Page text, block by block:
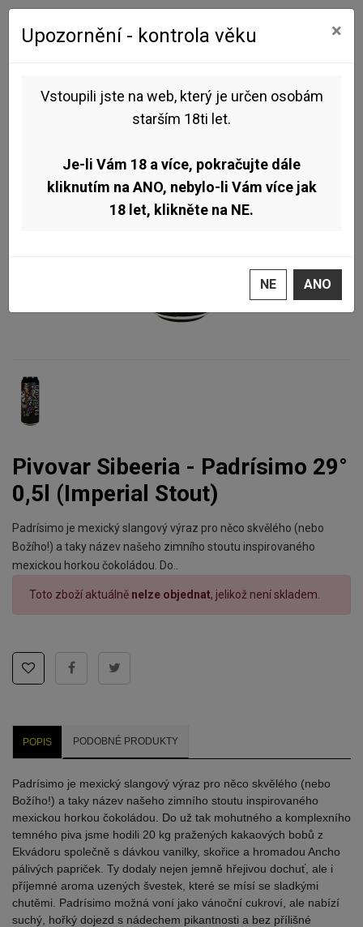
Pivovar Sibeeria - Padrísimo 29°
0,5l (Imperial Stout)
Padrísimo je mexický slangový výraz pro něco skvělého (nebo
Božího!) a taky název našeho zimního stoutu inspirovaného
mexickou horkou čokoládou. Do..
Toto zboží aktuálně nelze objednat, jelikož není skladem.
POPIS PODOBNÉ PRODUKTY
Padrísimo je mexický slangový výraz pro něco skvělého (nebo
Božího!) a taky název našeho zimního stoutu inspirovaného
mexickou horkou čokoládou. Do už tak mohutného a komplexního
temného piva jsme hodili 20 kg pražených kakaových bobů z
Ekvádoru společně s dávkou vanilky, skořice a hromadou Ancho
pálivých papriček. Ty dodaly nejen jemně hřejivou dochuť, ale i
příjemné aroma uzených švestek, které se mísí se sladkými
chutěmi. Padrísimo možná voní jako vánoční cukroví, ale nabízí
suchý, hořký dojezd s nádechem pikantnosti a bez přílišné
Upozornění - kontrola věku ×
Vstoupili jste na web, který je určen osobám
starším 18ti let.
Je-li Vám 18 a více, pokračujte dále
kliknutím na ANO, nebylo-li Vám více jak
18 let, klikněte na NE.
NE ANO